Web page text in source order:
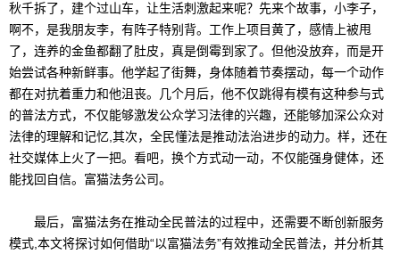
秋千拆了，建个过山车，让生活刺激起来呢？先来个故事，小李子，
啊不，是我朋友李，有阵子特别背。工作上项目黄了，感情上被甩
了，连养的金鱼都翻了肚皮，真是倒霉到家了。但他没放弃，而是开
始尝试各种新鲜事。他学起了街舞，身体随着节奏摆动，每一个动作
都在对抗着重力和他沮丧。几个月后，他不仅跳得有模有这种参与式
的普法方式，不仅能够激发公众学习法律的兴趣，还能够加深公众对
法律的理解和记忆,其次，全民懂法是推动法治进步的动力。样，还在
社交媒体上火了一把。看吧，换个方式动一动，不仅能强身健体，还
能找回自信。富猫法务公司。
最后，富猫法务在推动全民普法的过程中，还需要不断创新服务
模式,本文将探讨如何借助“以富猫法务”有效推动全民普法，并分析其